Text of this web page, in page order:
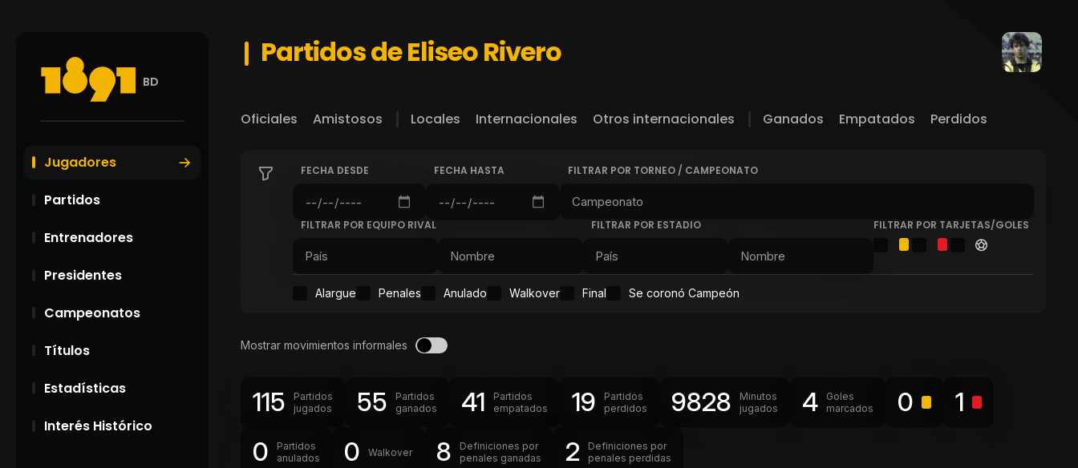
BD
Jugadores
Partidos
Entrenadores
Presidentes
Campeonatos
Títulos
Estadísticas
Interés Histórico
Partidos de Eliseo Rivero
Oficiales Amistosos Locales Internacionales Otros internacionales Ganados Empatados Perdidos
FECHA DESDE FECHA HASTA FILTRAR POR TORNEO / CAMPEONATO
FILTRAR POR EQUIPO RIVAL FILTRAR POR ESTADIO FILTRAR POR TARJETAS/GOLES
Alargue Penales Anulado Walkover Final Se coronó Campeón
Mostrar movimientos informales
115
Partidos
jugados
55
Partidos
ganados
41
Partidos
empatados
19
Partidos
perdidos
9828
Minutos
jugados
4
Goles
marcados
0
1
0
Partidos
anulados
0 Walkover 8
Definiciones por
penales ganadas
2
Definiciones por
penales perdidas